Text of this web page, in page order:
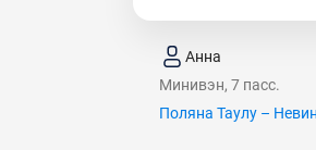
Анна
Минивэн, 7 пасс.
Поляна Таулу –